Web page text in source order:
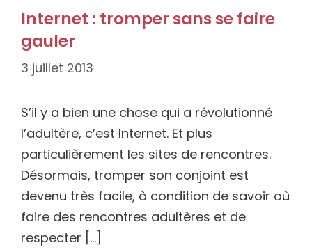
Internet : tromper sans se faire
gauler
3 juillet 2013
S’il y a bien une chose qui a révolutionné
l’adultère, c’est Internet. Et plus
particulièrement les sites de rencontres.
Désormais, tromper son conjoint est
devenu très facile, à condition de savoir où
faire des rencontres adultères et de
respecter […]